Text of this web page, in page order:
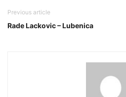
Previous article
Rade Lackovic – Lubenica